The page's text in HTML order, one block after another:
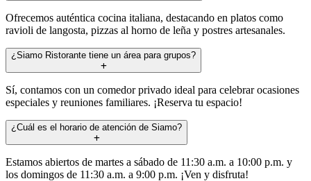
Ofrecemos auténtica cocina italiana, destacando en platos como
ravioli de langosta, pizzas al horno de leña y postres artesanales.
¿Siamo Ristorante tiene un área para grupos?
Sí, contamos con un comedor privado ideal para celebrar ocasiones
especiales y reuniones familiares. ¡Reserva tu espacio!
¿Cuál es el horario de atención de Siamo?
Estamos abiertos de martes a sábado de 11:30 a.m. a 10:00 p.m. y
los domingos de 11:30 a.m. a 9:00 p.m. ¡Ven y disfruta!